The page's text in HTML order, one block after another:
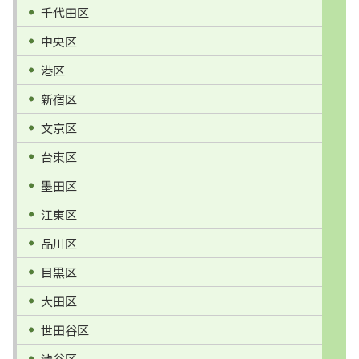
千代田区
中央区
港区
新宿区
文京区
台東区
墨田区
江東区
品川区
目黒区
大田区
世田谷区